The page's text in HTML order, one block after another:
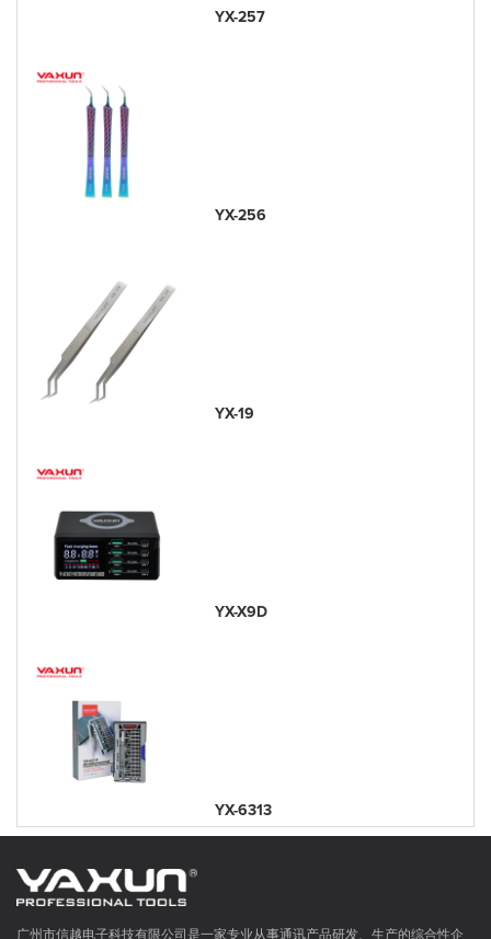
YX-257
YX-256
YX-19
YX-X9D
YX-6313
广州市信越电子科技有限公司是一家专业从事通讯产品研发、生产的综合性企